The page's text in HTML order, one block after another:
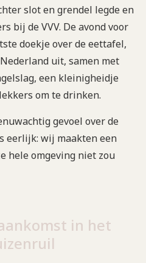
slot en grendel legde en
bij de VVV. De avond voor
doekje over de eettafel,
uit, samen met
een kleinigheidje
om te drinken.
gevoel over de
eerlijk: wij maakten een
hele omgeving niet zou
in het